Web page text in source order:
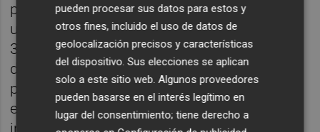
primer trimestre del año, lo que representa
un incremento del 154% con respecto a los
366 millones de euros del mismo periodo
del ejercicio anterior, tras registrar un efecto
patrimonial positivo de 593 millones de
euros por la revalorización del valor de sus
pueden procesar sus datos para estos y
otros fines, incluido el uso de datos de
geolocalización precisos y características
del dispositivo. Sus elecciones se aplican
solo a este sitio web. Algunos proveedores
pueden basarse en el interés legítimo en
lugar del consentimiento; tiene derecho a